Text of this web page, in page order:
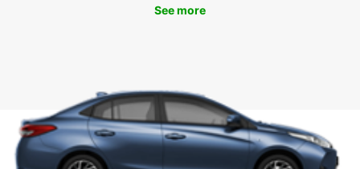
See more